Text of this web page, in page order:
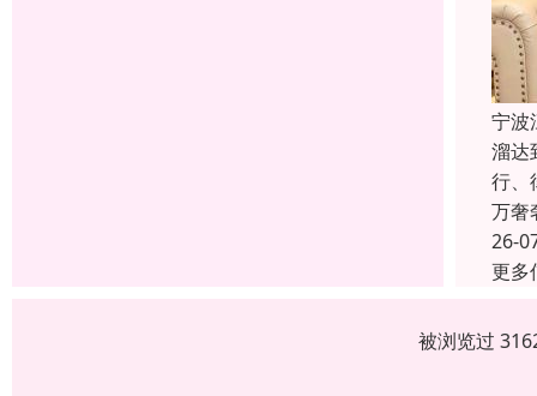
宁波
溜达
行、
万奢
26-
更多
被浏览过